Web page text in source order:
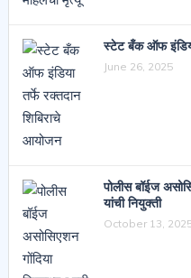
स्टेट बँक ऑफ
June 26, 2025
पोलीस बॉईज
यांची नियुक्ती
October 13,